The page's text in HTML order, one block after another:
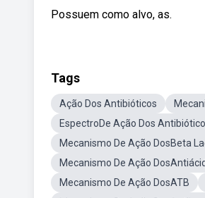
Possuem como alvo, as.
Tags
Ação Dos Antibióticos
EspectroDe Ação Dos
Mecanismo De Ação DosBeta
Mecanismo De Ação
Mecanismo De Ação DosATB